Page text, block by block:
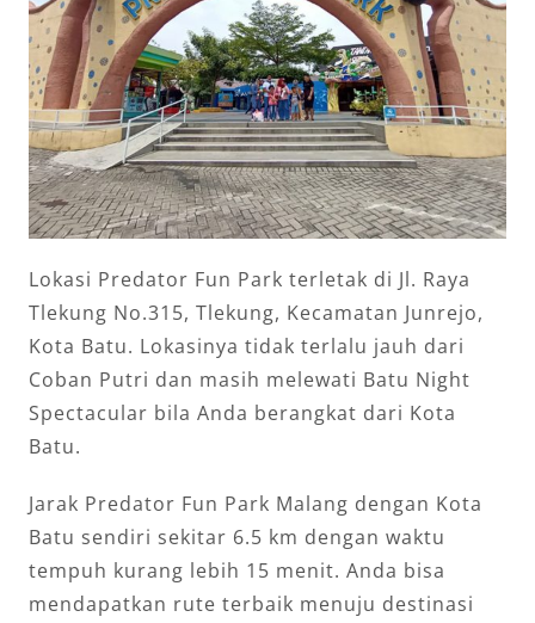
Lokasi Predator Fun Park terletak di Jl. Raya
Tlekung No.315, Tlekung, Kecamatan Junrejo,
Kota Batu. Lokasinya tidak terlalu jauh dari
Coban Putri dan masih melewati Batu Night
Spectacular bila Anda berangkat dari Kota
Batu.
Jarak Predator Fun Park Malang dengan Kota
Batu sendiri sekitar 6.5 km dengan waktu
tempuh kurang lebih 15 menit. Anda bisa
mendapatkan rute terbaik menuju destinasi